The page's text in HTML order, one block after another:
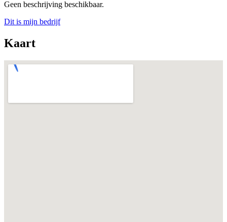
Geen beschrijving beschikbaar.
Dit is mijn bedrijf
Kaart